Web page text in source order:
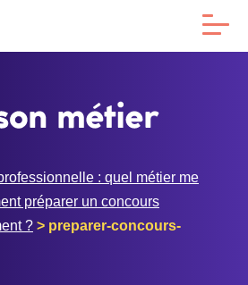
: quel métier me
préparer un concours
? > preparer-concours-